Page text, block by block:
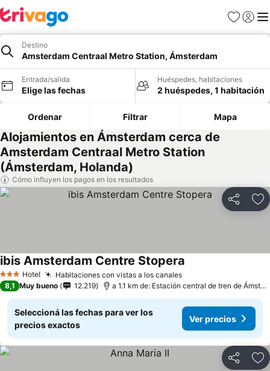
Favoritos
Iniciar
Destino
Amsterdam Centraal Metro Station, Ámsterdam
Entrada/salida
Elige las fechas
Huéspedes, habitaciones
2 huéspedes, 1 habitación
Ordenar Filtrar Mapa
Alojamientos en Ámsterdam cerca de
Amsterdam Centraal Metro Station
(Ámsterdam, Holanda)
Cómo influyen los pagos en los resultados
Compartir
3 Estrellas
Hotel Habitaciones con vistas a los canales
ibis Amsterdam Centre Stopera
8,1 Muy bueno 12.219 a 1.1 km de: Estación central de tren de Ámsterdam
Seleccioná las fechas para ver los
precios exactos
Ver precios
Compartir